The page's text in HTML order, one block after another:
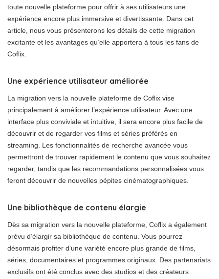
toute nouvelle plateforme pour offrir à ses utilisateurs une
expérience encore plus immersive et divertissante. Dans cet
article, nous vous présenterons les détails de cette migration
excitante et les avantages qu’elle apportera à tous les fans de
Coflix.
Une expérience utilisateur améliorée
La migration vers la nouvelle plateforme de Coflix vise
principalement à améliorer l’expérience utilisateur. Avec une
interface plus conviviale et intuitive, il sera encore plus facile de
découvrir et de regarder vos films et séries préférés en
streaming. Les fonctionnalités de recherche avancée vous
permettront de trouver rapidement le contenu que vous souhaitez
regarder, tandis que les recommandations personnalisées vous
feront découvrir de nouvelles pépites cinématographiques.
Une bibliothèque de contenu élargie
Dès sa migration vers la nouvelle plateforme, Coflix a également
prévu d’élargir sa bibliothèque de contenu. Vous pourrez
désormais profiter d’une variété encore plus grande de films,
séries, documentaires et programmes originaux. Des partenariats
exclusifs ont été conclus avec des studios et des créateurs